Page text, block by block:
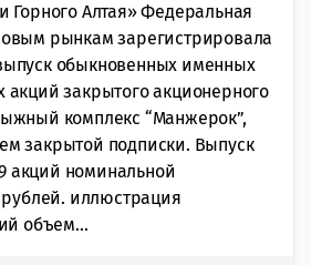
Горного Алтая» Федеральная
рынкам зарегистрировала
обыкновенных именных
акций закрытого акционерного
комплекс “Манжерок”,
закрытой подписки. Выпуск
акций номинальной
иллюстрация
объем...